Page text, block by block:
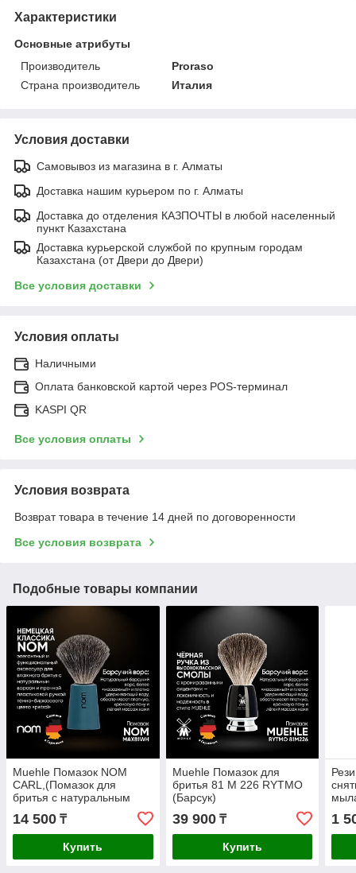
Характеристики
Основные атрибуты
Производитель
Proraso
Страна производитель
Италия
Условия доставки
Самовывоз из магазина в г. Алматы
Доставка нашим курьером по г. Алматы
Доставка до отделения КАЗПОЧТЫ в любой населенный
пункт Казахстана
Доставка курьерской службой по крупным городам
Казахстана (от Двери до Двери)
Все условия доставки
Условия оплаты
Наличными
Оплата банковской картой через POS-терминал
KASPI QR
Все условия оплаты
Условия возврата
Возврат товара в течение 14 дней по договоренности
Все условия возврата
Подобные товары компании
Muehle Помазок NOM
CARL,(Помазок для
бритья с натуральным
барсучьим ворсом.)
14 500 ₸
Купить
Muehle Помазок для
бритья 81 M 226 RYTMO
(Барсук)
39 900₸
Купить
1